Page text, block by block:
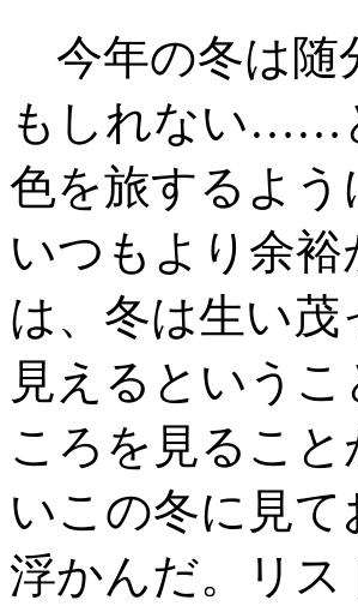
今年の冬は随
もしれない……
色を旅するよ
いつもより余
は、冬は生い
見えるという
ころを見るこ
いこの冬に見
浮かんだ。リス